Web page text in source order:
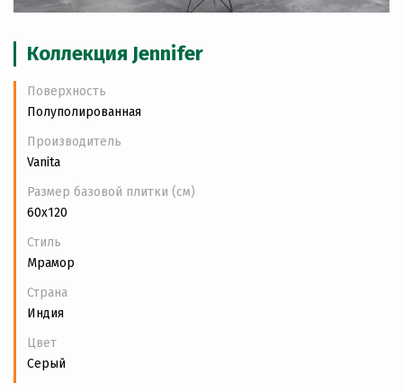
Коллекция Jennifer
Поверхность
Полуполированная
Производитель
Vanita
Размер базовой плитки (см)
60x120
Стиль
Мрамор
Страна
Индия
Цвет
Серый